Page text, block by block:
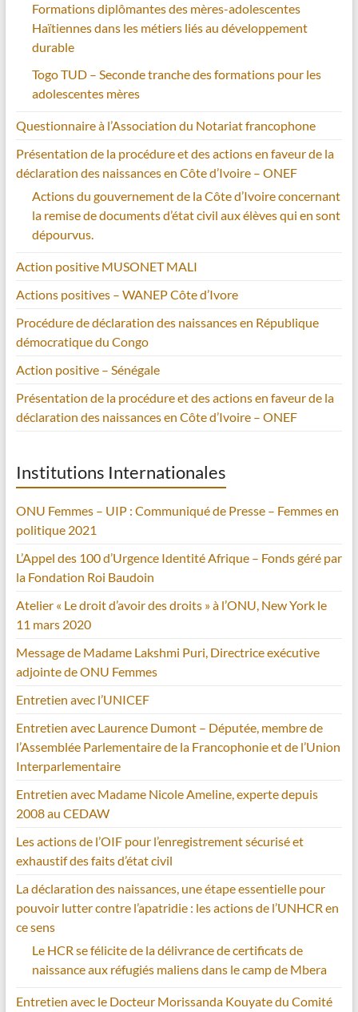
Formations diplômantes des mères-adolescentes
Haïtiennes dans les métiers liés au développement
durable
Togo TUD – Seconde tranche des formations pour les
adolescentes mères
Questionnaire à l’Association du Notariat francophone
Présentation de la procédure et des actions en faveur de la
déclaration des naissances en Côte d’Ivoire – ONEF
Actions du gouvernement de la Côte d’Ivoire concernant
la remise de documents d’état civil aux élèves qui en sont
dépourvus.
Action positive MUSONET MALI
Actions positives – WANEP Côte d’Ivore
Procédure de déclaration des naissances en République
démocratique du Congo
Action positive – Sénégale
Présentation de la procédure et des actions en faveur de la
déclaration des naissances en Côte d’Ivoire – ONEF
Institutions Internationales
ONU Femmes – UIP : Communiqué de Presse – Femmes en
politique 2021
L’Appel des 100 d’Urgence Identité Afrique – Fonds géré par
la Fondation Roi Baudoin
Atelier « Le droit d’avoir des droits » à l’ONU, New York le
11 mars 2020
Message de Madame Lakshmi Puri, Directrice exécutive
adjointe de ONU Femmes
Entretien avec l’UNICEF
Entretien avec Laurence Dumont – Députée, membre de
l’Assemblée Parlementaire de la Francophonie et de l’Union
Interparlementaire
Entretien avec Madame Nicole Ameline, experte depuis
2008 au CEDAW
Les actions de l’OIF pour l’enregistrement sécurisé et
exhaustif des faits d’état civil
La déclaration des naissances, une étape essentielle pour
pouvoir lutter contre l’apatridie : les actions de l’UNHCR en
ce sens
Le HCR se félicite de la délivrance de certificats de
naissance aux réfugiés maliens dans le camp de Mbera
Entretien avec le Docteur Morissanda Kouyate du Comité